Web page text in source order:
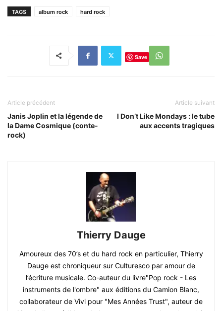
TAGS album rock hard rock
Save
Article précédent
Janis Joplin et la légende de
la Dame Cosmique (conte-
rock)
Article suivant
I Don’t Like Mondays : le tube
aux accents tragiques
Thierry Dauge
Amoureux des 70’s et du hard rock en particulier, Thierry
Dauge est chroniqueur sur Culturesco par amour de
l’écriture musicale. Co-auteur du livre"Pop rock - Les
instruments de l'ombre" aux éditions du Camion Blanc,
collaborateur de Vivi pour "Mes Années Trust", auteur de